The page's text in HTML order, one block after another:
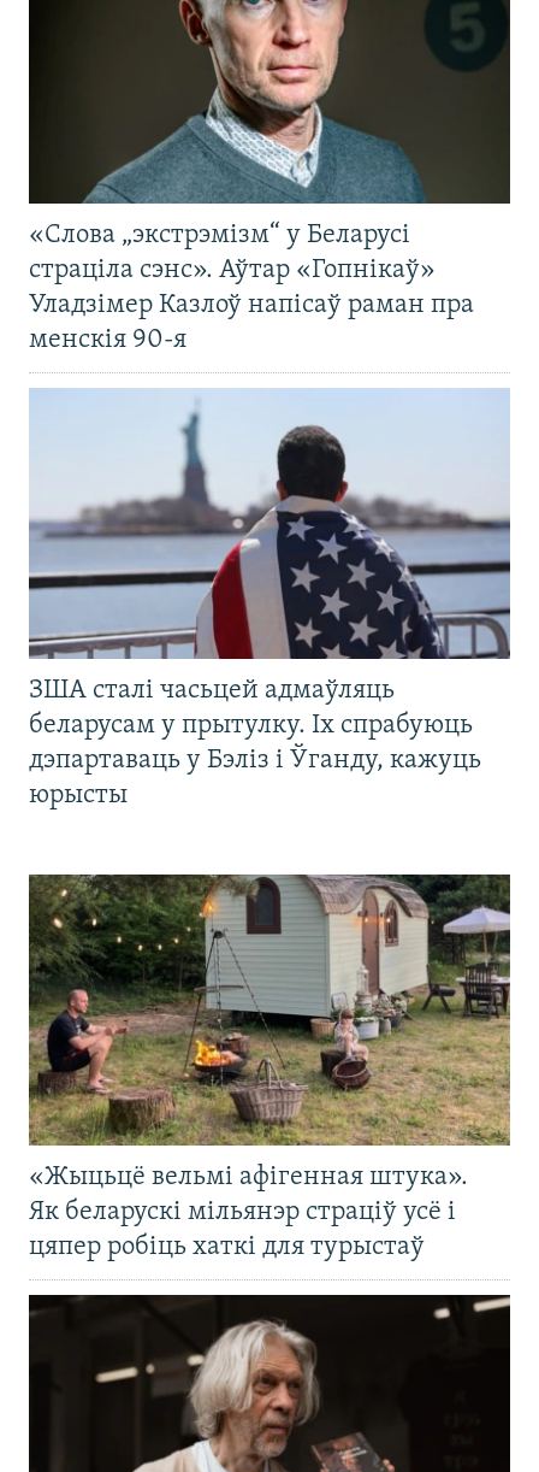
«Слова „экстрэмізм“ у Беларусі
страціла сэнс». Аўтар «Гопнікаў»
Уладзімер Казлоў напісаў раман пра
менскія 90-я
ЗША сталі часьцей адмаўляць
беларусам у прытулку. Іх спрабуюць
дэпартаваць у Бэліз і Ўганду, кажуць
юрысты
«Жыцьцё вельмі афігенная штука».
Як беларускі мільянэр страціў усё і
цяпер робіць хаткі для турыстаў